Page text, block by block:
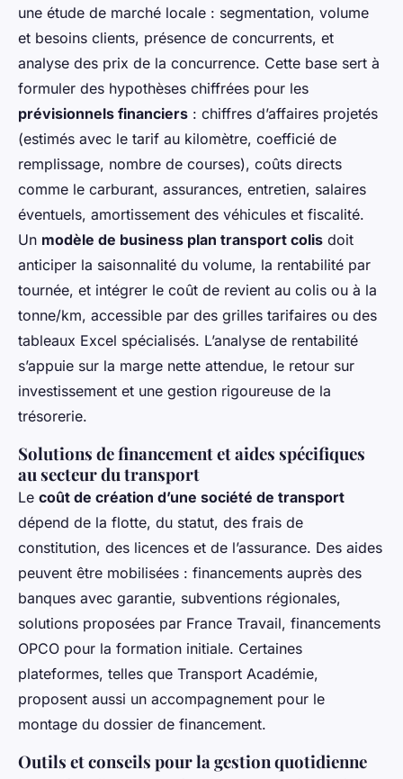
une étude de marché locale : segmentation, volume
et besoins clients, présence de concurrents, et
analyse des prix de la concurrence. Cette base sert à
formuler des hypothèses chiffrées pour les
prévisionnels financiers : chiffres d’affaires projetés
(estimés avec le tarif au kilomètre, coefficié de
remplissage, nombre de courses), coûts directs
comme le carburant, assurances, entretien, salaires
éventuels, amortissement des véhicules et fiscalité.
Un modèle de business plan transport colis doit
anticiper la saisonnalité du volume, la rentabilité par
tournée, et intégrer le coût de revient au colis ou à la
tonne/km, accessible par des grilles tarifaires ou des
tableaux Excel spécialisés. L’analyse de rentabilité
s’appuie sur la marge nette attendue, le retour sur
investissement et une gestion rigoureuse de la
trésorerie.
Solutions de financement et aides spécifiques
au secteur du transport
Le coût de création d’une société de transport
dépend de la flotte, du statut, des frais de
constitution, des licences et de l’assurance. Des aides
peuvent être mobilisées : financements auprès des
banques avec garantie, subventions régionales,
solutions proposées par France Travail, financements
OPCO pour la formation initiale. Certaines
plateformes, telles que Transport Académie,
proposent aussi un accompagnement pour le
montage du dossier de financement.
Outils et conseils pour la gestion quotidienne